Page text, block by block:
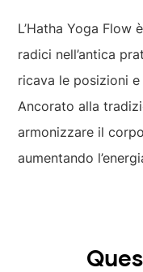
L’Hatha Yoga Flow
radici nell’antica
ricava le posizioni
Ancorato alla
armonizzare il
aumentando